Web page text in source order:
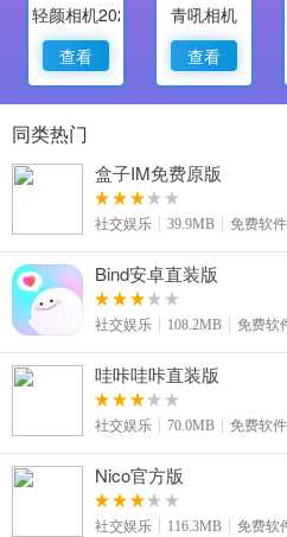
轻颜相机2022最新版
查看
青吼相机
查看
同类热门
盒子IM免费原版
社交娱乐 39.9MB 免费软件
Bind安卓直装版
社交娱乐 108.2MB 免费软
哇咔哇咔直装版
社交娱乐 70.0MB 免费软件
Nico官方版
社交娱乐 116.3MB 免费软